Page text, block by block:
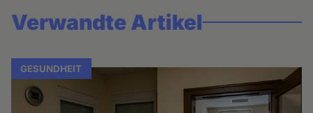
Verwandte Artikel
GESUNDHEIT